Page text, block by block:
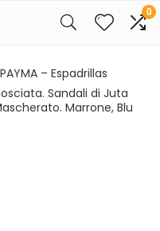
0
PAYMA – Espadrillas
Sandali di Juta
Marrone, Blu